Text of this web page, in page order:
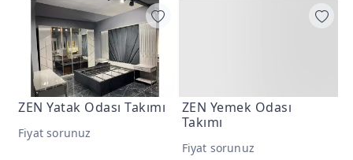
ZEN Yatak Odası Takımı
Fiyat sorunuz
ZEN Yemek Odası
Takımı
Fiyat sorunuz